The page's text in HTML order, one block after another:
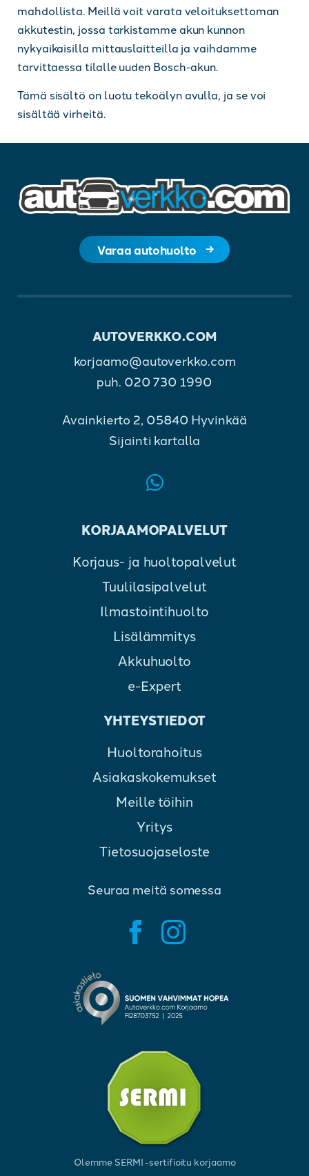
mahdollista. Meillä voit varata veloituksettoman
akkutestin, jossa tarkistamme akun kunnon
nykyaikaisilla mittauslaitteilla ja vaihdamme
tarvittaessa tilalle uuden Bosch-akun.
Tämä sisältö on luotu tekoälyn avulla, ja se voi
sisältää virheitä.
Varaa autohuolto
AUTOVERKKO.COM
korjaamo@autoverkko.com
puh. 020 730 1990
Avainkierto 2, 05840 Hyvinkää
Sijainti kartalla
KORJAAMOPALVELUT
Korjaus- ja huoltopalvelut
Tuulilasipalvelut
Ilmastointihuolto
Lisälämmitys
Akkuhuolto
e-Expert
YHTEYSTIEDOT
Huoltorahoitus
Asiakaskokemukset
Meille töihin
Yritys
Tietosuojaseloste
Seuraa meitä somessa
Olemme SERMI -sertifioitu korjaamo